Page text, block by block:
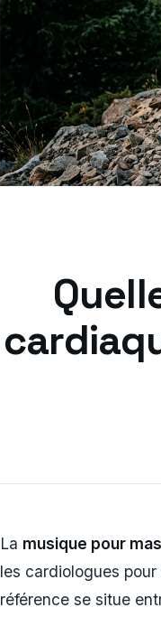
La musique pour
les cardiologues
référence se situe